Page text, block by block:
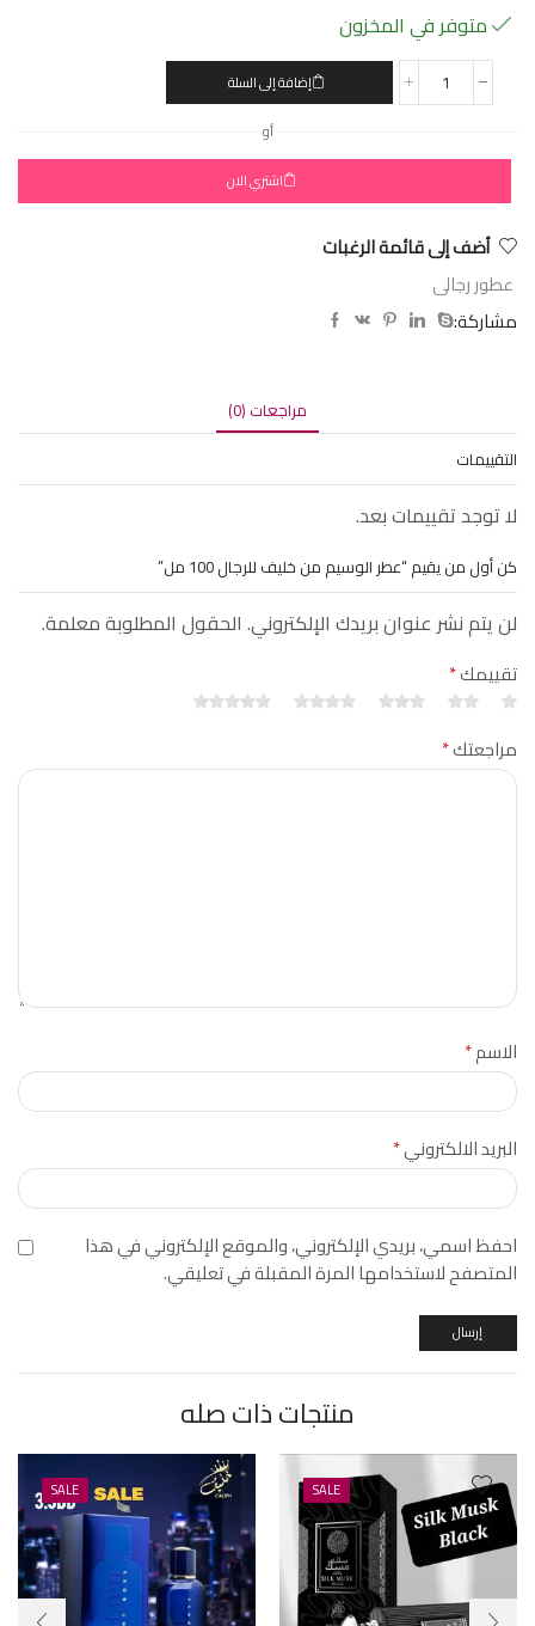
متوفر في المخزون
إضافة إلى السلة
أو
اشتري الان
أضف إلى قائمة الرغبات
عطور رجالى
مشاركة:
مراجعات (0)
التقييمات
لا توجد تقييمات بعد.
كن أول من يقيم “عطر الوسيم من خليف للرجال 100 مل”
لن يتم نشر عنوان بريدك الإلكتروني. الحقول المطلوبة معلمة.
تقييمك*
مراجعتك*
الاسم*
البريد الالكتروني*
احفظ اسمي، بريدي الإلكتروني، والموقع الإلكتروني في هذا
المتصفح لاستخدامها المرة المقبلة في تعليقي.
منتجات ذات صله
SALE
SALE